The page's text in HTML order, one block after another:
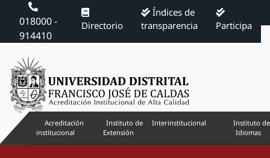
018000 -
914410
Directorio
Índices de
transparencia
Participa
Acreditación
institucional
Instituto de
Extensión
Interinstitucional
Instituto de
Idiomas